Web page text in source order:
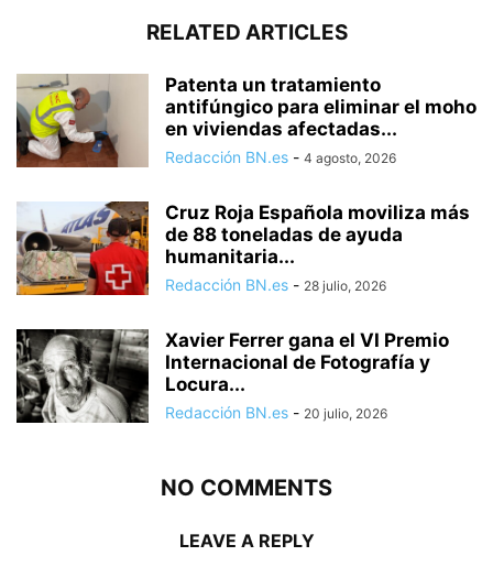
RELATED ARTICLES
Patenta un tratamiento
antifúngico para eliminar el moho
en viviendas afectadas...
Redacción BN.es - 4 agosto, 2026
Cruz Roja Española moviliza más
de 88 toneladas de ayuda
humanitaria...
Redacción BN.es - 28 julio, 2026
Xavier Ferrer gana el VI Premio
Internacional de Fotografía y
Locura...
Redacción BN.es - 20 julio, 2026
NO COMMENTS
LEAVE A REPLY